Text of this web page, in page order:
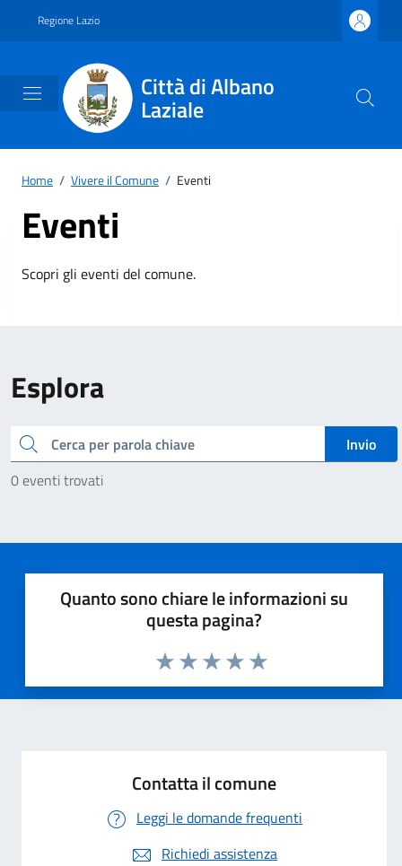
Regione Lazio
Città di Albano
Laziale
Home / Vivere il Comune / Eventi
Eventi
Scopri gli eventi del comune.
Esplora
Cerca
Invio
0 eventi trovati
Quanto sono chiare le informazioni su
questa pagina?
Valuta 5 stelle su 5
Valuta 4 stelle su 5
Valuta 3 stelle su 5
Valuta 2 stelle su 5
Valuta 1 stelle su 5
Contatta il comune
Leggi le domande frequenti
Richiedi assistenza